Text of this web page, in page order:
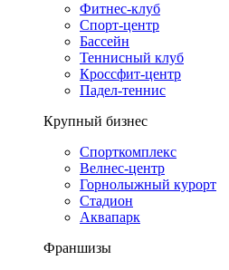
Фитнес-клуб
Спорт-центр
Бассейн
Теннисный клуб
Кроссфит-центр
Падел-теннис
Крупный бизнес
Спорткомплекс
Велнес-центр
Горнолыжный курорт
Стадион
Аквапарк
Франшизы